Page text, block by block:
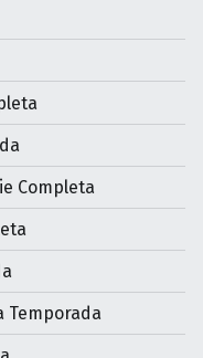
Completa
Temporada